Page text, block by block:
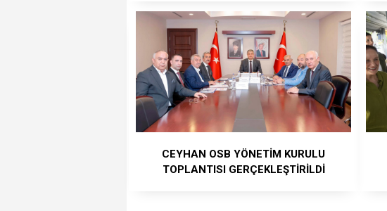
CEYHAN OSB YÖNETİM KURULU
TOPLANTISI GERÇEKLEŞTİRİLDİ